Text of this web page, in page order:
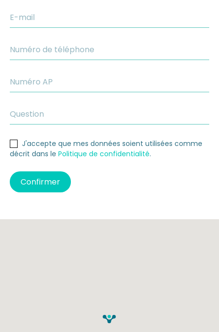
J'accepte que mes données soient utilisées comme
décrit dans le Politique de confidentialité.
Confirmer